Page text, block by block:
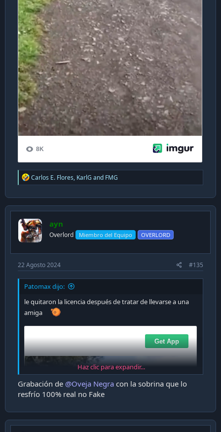
R
e
c
t
o
n
s
Carlos E. Flores, KarlG and FMG
ayn
Overlord Miembro del Equipo OVERLORD
22 Agosto 2024 #135
Patomax dijo:
le quitaron la licencia después de tratar de llevarse a una
amiga
Haz clic para expandir...
Grabación de @Oveja Negra con la sobrina que lo
resfrío 100% real no Fake